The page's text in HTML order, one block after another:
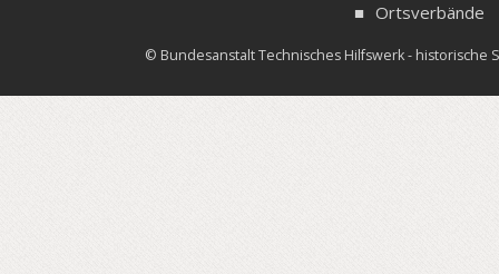
Ortsverbände
© Bundesanstalt Technisches Hilfswerk - historische